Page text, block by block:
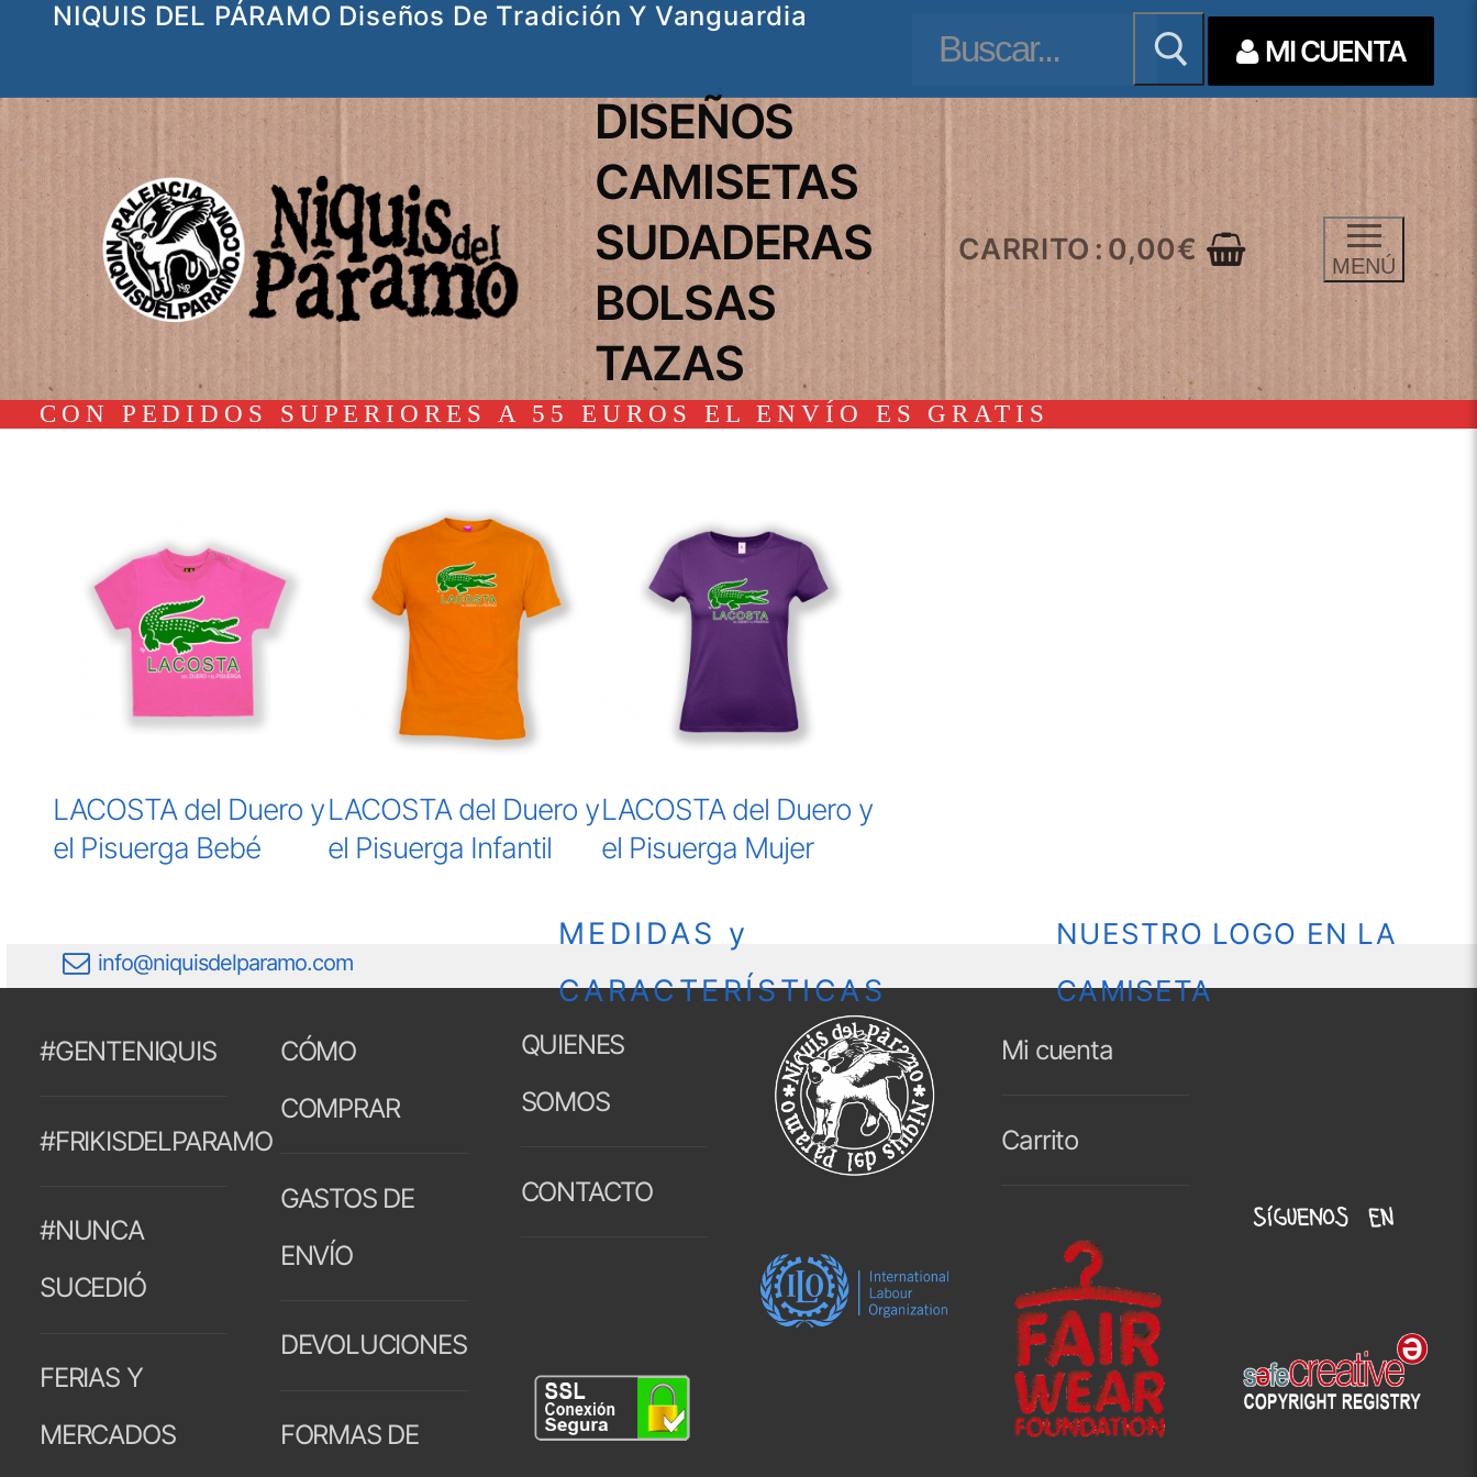
contenido
NIQUIS DEL PÁRAMO Diseños De Tradición Y Vanguardia
Buscar: MI CUENTA
DISEÑOS
CAMISETAS
SUDADERAS
BOLSAS
TAZAS
CARRITO : 0,00€ MENÚ
CON PEDIDOS SUPERIORES A 55 EUROS EL ENVÍO ES GRATIS
LACOSTA del Duero y
el Pisuerga Bebé
LACOSTA del Duero y
el Pisuerga Infantil
LACOSTA del Duero y
el Pisuerga Mujer
info@niquisdelparamo.com
MEDIDAS y
CARACTERÍSTICAS
NUESTRO LOGO EN LA
CAMISETA
#GENTENIQUIS
#FRIKISDELPARAMO
#NUNCA
SUCEDIÓ
FERIAS Y
MERCADOS
CÓMO
COMPRAR
GASTOS DE
ENVÍO
DEVOLUCIONES
FORMAS DE
QUIENES
SOMOS
CONTACTO
Mi cuenta
Carrito